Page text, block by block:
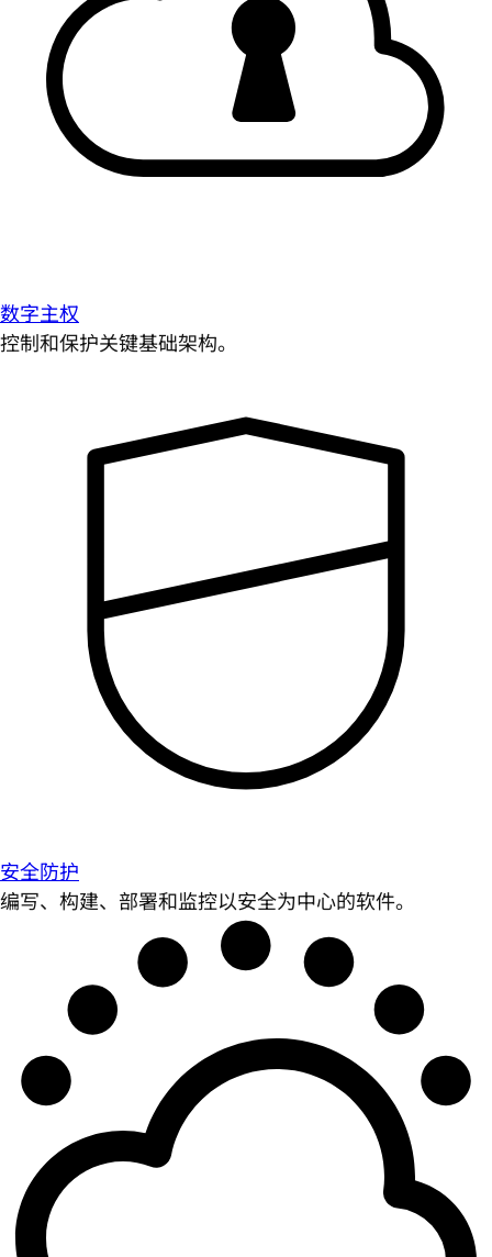
数字主权
控制和保护关键基础架构。
安全防护
编写、构建、部署和监控以安全为中心的软件。